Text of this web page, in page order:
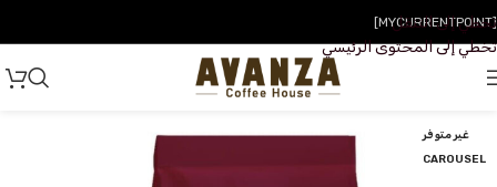
تخطي إلى التنقل
تخطي إلى المحتوى الرئيسي
[MYCURRENTPOINT]
غير متوفر
CAROUSEL